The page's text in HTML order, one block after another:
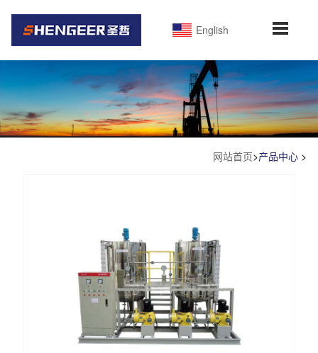
English
产品中心
网站首页>产品中心 >